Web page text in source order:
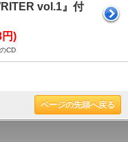
vol.1』付
)
CD
ページの先頭へ戻る